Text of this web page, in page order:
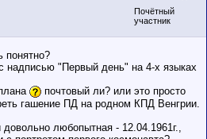
Почётный
участник
понятно?
надписью "Первый день" на 4-х языках
почтовый ли? или это просто
гашение ПД на родном КПД Венгрии.
любопытная - 12.04.1961г.,